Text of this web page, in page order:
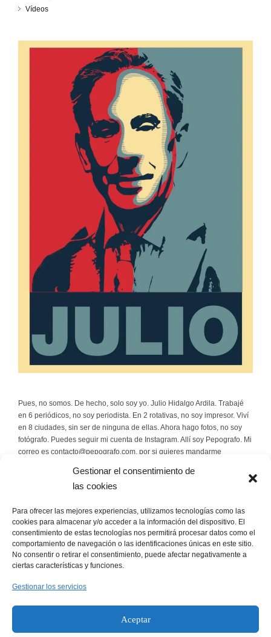
Gestionar el consentimiento de
las cookies
Para ofrecer las mejores experiencias, utilizamos tecnologías como las
cookies para almacenar y/o acceder a la información del dispositivo. El
consentimiento de estas tecnologías nos permitirá procesar datos como el
comportamiento de navegación o las identificaciones únicas en este sitio.
No consentir o retirar el consentimiento, puede afectar negativamente a
ciertas características y funciones.
Gestionar los servicios
Aceptar
Vídeos
Pues, no somos. De hecho, solo soy yo. Julio Hidalgo Ardila. Trabajé
en 6 periódicos, no soy periodista. En 2 rotativas, no soy impresor. Viví
en 8 ciudades, sin ser de ninguna de ellas. Ahora hago fotos, no soy
fotógrafo. Puedes seguir mi cuenta de Instagram. Allí soy Pepografo. Mi
correo es contacto@pepografo.com, por si quieres mandarme
contacto@pepografo.com
Sígueme
Facebook
Política de cookies